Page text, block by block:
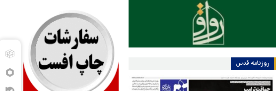
کشتی نفتی عربستان را با موشک بالستیک هدف قرار دادیم
روزنامه قدس